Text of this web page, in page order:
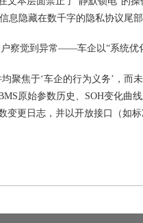
息隐藏在数千字的隐私协议尾
察觉到异常——车企以“系统优
聚焦于‘车企的行为义务’，而
原始参数历史、SOH变化曲
变更日志，并以开放接口（如